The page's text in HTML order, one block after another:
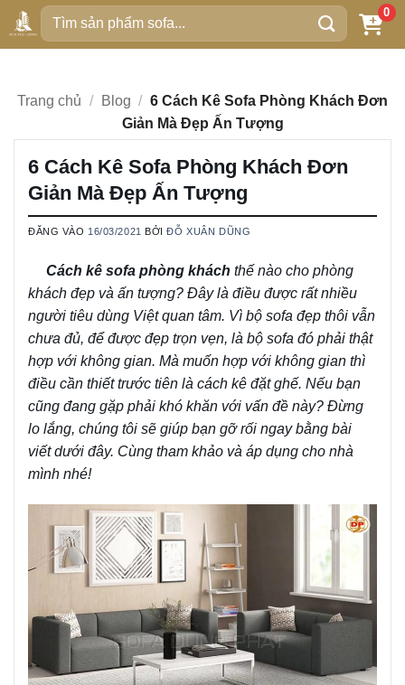
qua
Tìm
kiếm:
0
Trang chủ / Blog / 6 Cách Kê Sofa Phòng Khách Đơn
Giản Mà Đẹp Ấn Tượng
6 Cách Kê Sofa Phòng Khách Đơn
Giản Mà Đẹp Ấn Tượng
ĐĂNG VÀO 16/03/2021 BỞIĐỖ XUÂN DŨNG
Cách kê sofa phòng khách thế nào cho phòng
khách đẹp và ấn tượng? Đây là điều được rất nhiều
người tiêu dùng Việt quan tâm. Vì bộ sofa đẹp thôi vẫn
chưa đủ, để được đẹp trọn vẹn, là bộ sofa đó phải thật
hợp với không gian. Mà muốn hợp với không gian thì
điều cần thiết trước tiên là cách kê đặt ghế. Nếu bạn
cũng đang gặp phải khó khăn với vấn đề này? Đừng
lo lắng, chúng tôi sẽ giúp bạn gỡ rối ngay bằng bài
viết dưới đây. Cùng tham khảo và áp dụng cho nhà
mình nhé!